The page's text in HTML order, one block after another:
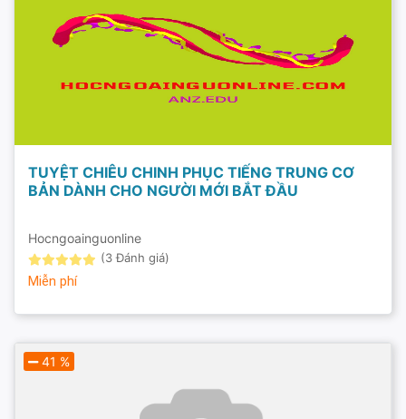
TUYỆT CHIÊU CHINH PHỤC TIẾNG TRUNG CƠ
BẢN DÀNH CHO NGƯỜI MỚI BẮT ĐẦU
Hocngoainguonline
(3 Đánh giá)
Miễn phí
41 %